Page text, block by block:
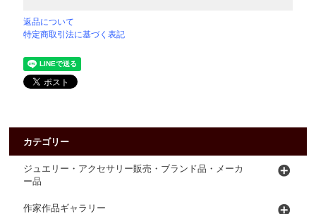
返品について
特定商取引法に基づく表記
カテゴリー
ジュエリー・アクセサリー販売・ブランド品・メーカ
ー品
作家作品ギャラリー